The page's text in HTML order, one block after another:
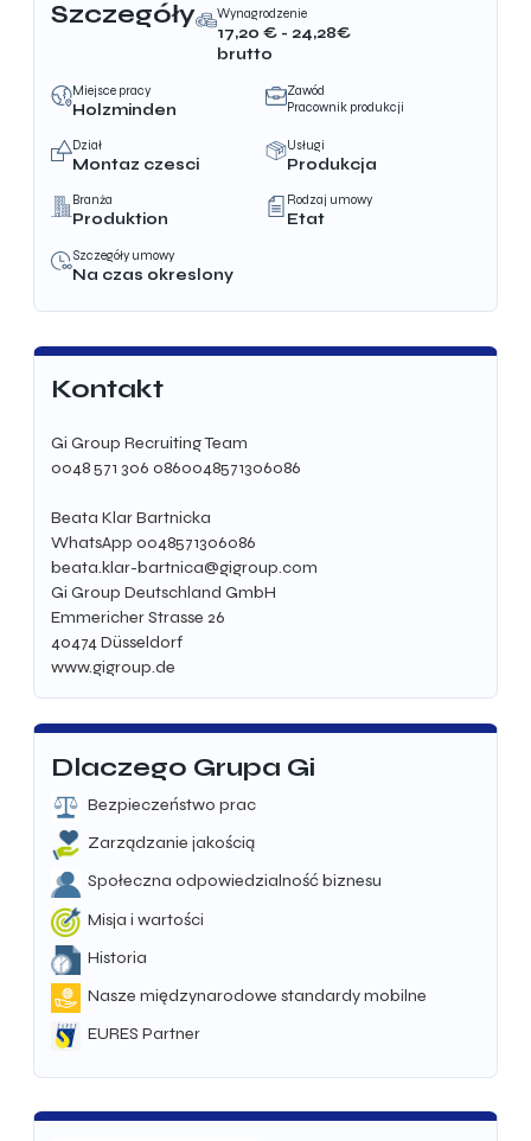
Szczegóły Wynagrodzenie
17,20 € - 24,28€
brutto
Miejsce pracy
Holzminden
Zawód
Pracownik produkcji
Dział
Montaz czesci
Usługi
Produkcja
Branża
Produktion
Rodzaj umowy
Etat
Szczegóły umowy
Na czas okreslony
Kontakt
Gi Group Recruiting Team
0048 571 306 0860048571306086
Beata Klar Bartnicka
WhatsApp 0048571306086
beata.klar-bartnica@gigroup.com
Gi Group Deutschland GmbH
Emmericher Strasse 26
40474Düsseldorf
www.gigroup.de
Dlaczego Grupa Gi
Bezpieczeństwo prac
Zarządzanie jakością
Społeczna odpowiedzialność biznesu
Misja i wartości
Historia
Nasze międzynarodowe standardy mobilne
EURES Partner